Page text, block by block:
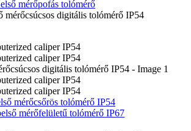
mérőpofás tolómérő
mérőcsúcsos digitális tolómérő IP54
mérőcsőrös tolómérő IP54
mérőfelületű tolómérő IP67